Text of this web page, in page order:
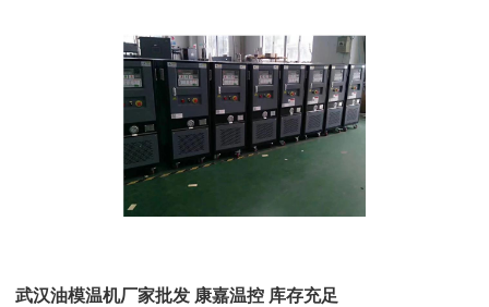
武汉油模温机厂家批发 康嘉温控 库存充足